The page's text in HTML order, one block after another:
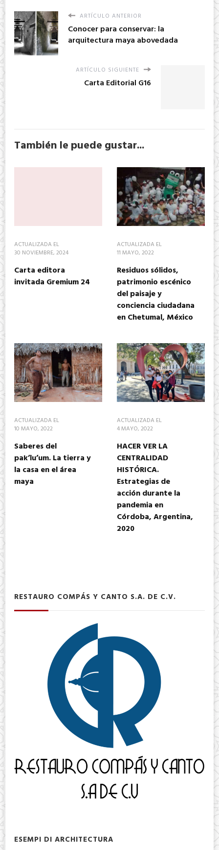
ARTÍCULO ANTERIOR
Conocer para conservar: la
arquitectura maya abovedada
ARTÍCULO SIGUIENTE
Carta Editorial G16
También le puede gustar...
ACTUALIZADA EL
30 NOVIEMBRE, 2024
Carta editora
invitada Gremium 24
ACTUALIZADA EL
11 MAYO, 2022
Residuos sólidos,
patrimonio escénico
del paisaje y
conciencia ciudadana
en Chetumal, México
ACTUALIZADA EL
10 MAYO, 2022
Saberes del
pak’lu’um. La tierra y
la casa en el área
maya
ACTUALIZADA EL
4 MAYO, 2022
HACER VER LA
CENTRALIDAD
HISTÓRICA.
Estrategias de
acción durante la
pandemia en
Córdoba, Argentina,
2020
RESTAURO COMPÁS Y CANTO S.A. DE C.V.
ESEMPI DI ARCHITECTURA